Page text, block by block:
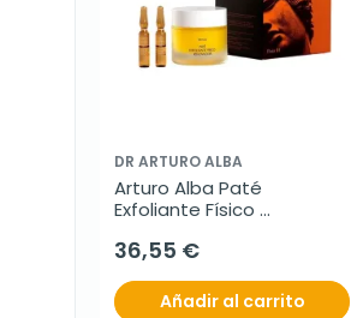
DR ARTURO ALBA
Arturo Alba Paté
Exfoliante Físico
36,55 €
Añadir al carrito